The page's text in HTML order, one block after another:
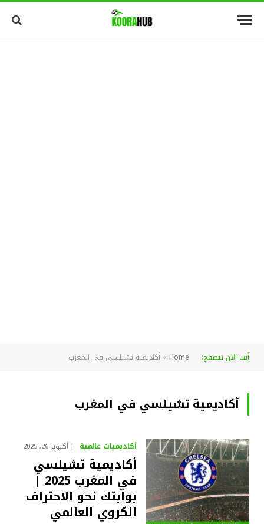
أنت الآن تتصفح: Home
» أكاديمية تشيلسي في المغرب
أكاديمية تشيلسي في المغرب
أكاديميات عالمية أكتوبر 26, 2025
أكاديمية تشيلسي
في المغرب 2025 |
بوابتك نحو الاحتراف
الكروي العالمي